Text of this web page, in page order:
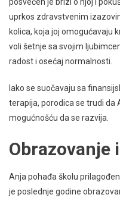
uprkos zdravstvenim
kolica, koja joj omogućavaju
voli šetnje sa svojim
radost i osećaj normalnosti.
Iako se suočavaju sa
terapija, porodica se trudi da
mogućnošću da se razvija.
Obrazovanje
Anja pohađa školu
je poslednje godine